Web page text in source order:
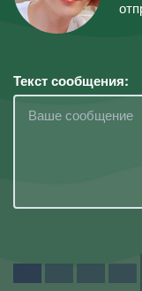
Текст сообщения: